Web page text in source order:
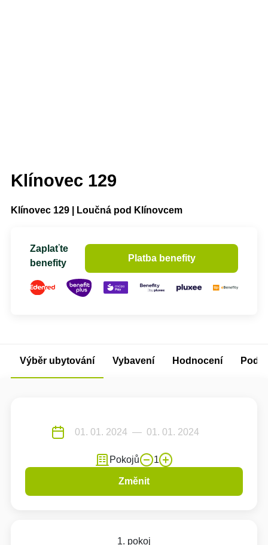
Klínovec 129
Klínovec 129 | Loučná pod Klínovcem
Zaplaťte
benefity
Platba benefity
Výběr ubytování Vybavení Hodnocení
Pokojů 1
Změnit
1. pokoj